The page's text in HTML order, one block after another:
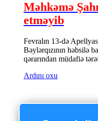
Məhkəmə
etməyib
Fevralın 13-də
Bəylərqızının həbsilə
qərarından müdafiə
Ardını oxu